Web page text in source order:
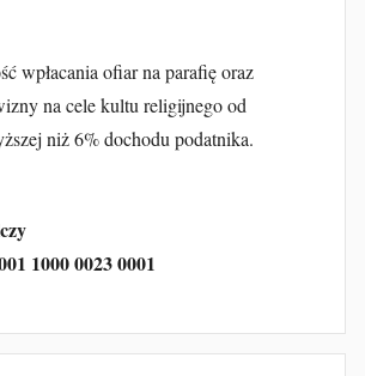
wpłacania ofiar na parafię oraz
na cele kultu religijnego od
niż 6% dochodu podatnika.
1000 0023 0001